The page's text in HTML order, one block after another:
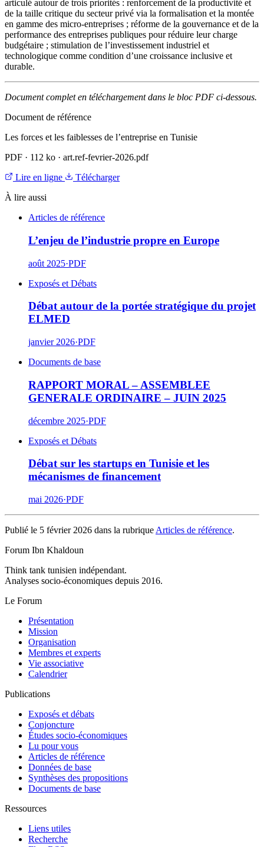
articulé autour de trois priorités : renforcement de la productivité et
de la taille critique du secteur privé via la formalisation et la montée
en gamme des micro-entreprises ; réforme de la gouvernance et de la
performance des entreprises publiques pour réduire leur charge
budgétaire ; stimulation de l’investissement industriel et
technologique comme condition d’une croissance inclusive et
durable.
Document complet en téléchargement dans le bloc PDF ci-dessous.
Document de référence
Les forces et les faiblesses de l’entreprise en Tunisie
PDF · 112 ko · art.ref-fevrier-2026.pdf
Lire en ligne
Télécharger
À lire aussi
Articles de référence
L’enjeu de l’industrie propre en Europe
août 2025·PDF
Exposés et Débats
Débat autour de la portée stratégique du projet
ELMED
janvier 2026·PDF
Documents de base
RAPPORT MORAL – ASSEMBLEE
GENERALE ORDINAIRE – JUIN 2025
décembre 2025·PDF
Exposés et Débats
Débat sur les startups en Tunisie et les
mécanismes de financement
mai 2026·PDF
Publié le 5 février 2026 dans la rubrique Articles de référence.
Forum Ibn Khaldoun
Think tank tunisien indépendant.
Analyses socio-économiques depuis 2016.
Le Forum
Présentation
Mission
Organisation
Membres et experts
Vie associative
Calendrier
Publications
Exposés et débats
Conjoncture
Études socio-économiques
Lu pour vous
Articles de référence
Données de base
Synthèses des propositions
Documents de base
Ressources
Liens utiles
Recherche